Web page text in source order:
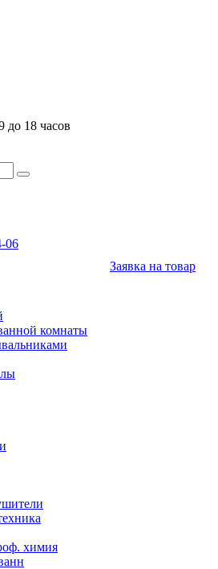
до 18 часов
06
Заявка на товар
комнаты
химия